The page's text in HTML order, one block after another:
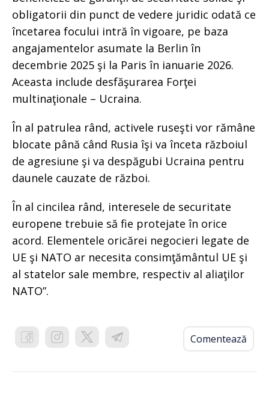
obligatorii din punct de vedere juridic odată ce
încetarea focului intră în vigoare, pe baza
angajamentelor asumate la Berlin în
decembrie 2025 şi la Paris în ianuarie 2026.
Aceasta include desfăşurarea Forţei
multinaţionale – Ucraina.
În al patrulea rând, activele ruseşti vor rămâne
blocate până când Rusia îşi va înceta războiul
de agresiune şi va despăgubi Ucraina pentru
daunele cauzate de război.
În al cincilea rând, interesele de securitate
europene trebuie să fie protejate în orice
acord. Elementele oricărei negocieri legate de
UE şi NATO ar necesita consimţământul UE şi
al statelor sale membre, respectiv al aliaţilor
NATO”.
Comentează